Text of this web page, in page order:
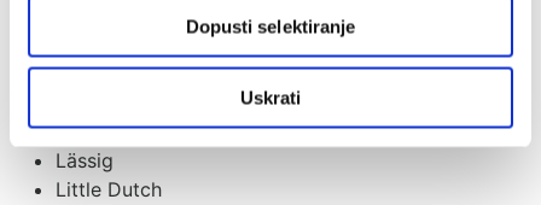
Dopusti selektiranje
Uskrati
KAOS
Kids
Lässig
Little Dutch